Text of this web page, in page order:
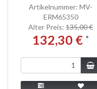
Artikelnummer: MV-
ERM65350
Alter Preis: 135,00 €
132,30 € *